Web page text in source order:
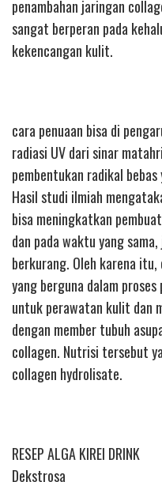
penambahan jaringan
sangat berperan pada
kekencangan kulit.
cara penuaan bisa di
radiasi UV dari sinar
pembentukan radikal
Hasil studi ilmiah
bisa meningkatkan
dan pada waktu yang
berkurang. Oleh karena
yang berguna dalam
untuk perawatan kulit dan
dengan member tubuh
collagen. Nutrisi tersebut
collagen hydrolisate.
RESEP ALGA KIREI DRINK
Dekstrosa